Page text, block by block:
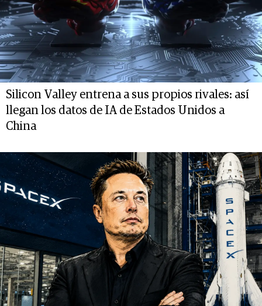
Silicon Valley entrena a sus propios rivales: así
llegan los datos de IA de Estados Unidos a
China